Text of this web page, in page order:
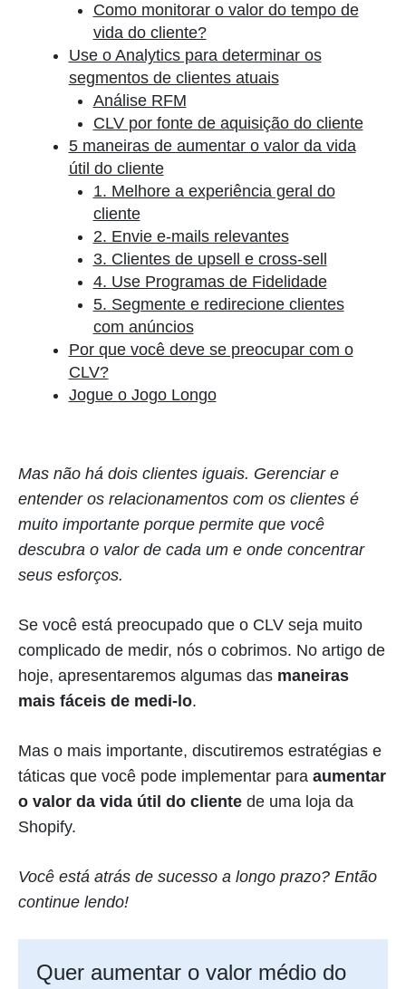
Como monitorar o valor do tempo de
vida do cliente?
Use o Analytics para determinar os
segmentos de clientes atuais
Análise RFM
CLV por fonte de aquisição do cliente
5 maneiras de aumentar o valor da vida
útil do cliente
1. Melhore a experiência geral do
cliente
2. Envie e-mails relevantes
3. Clientes de upsell e cross-sell
4. Use Programas de Fidelidade
5. Segmente e redirecione clientes
com anúncios
Por que você deve se preocupar com o
CLV?
Jogue o Jogo Longo
Mas não há dois clientes iguais. Gerenciar e
entender os relacionamentos com os clientes é
muito importante porque permite que você
descubra o valor de cada um e onde concentrar
seus esforços.
Se você está preocupado que o CLV seja muito
complicado de medir, nós o cobrimos. No artigo de
hoje, apresentaremos algumas das maneiras
mais fáceis de medi-lo.
Mas o mais importante, discutiremos estratégias e
táticas que você pode implementar para aumentar
o valor da vida útil do cliente de uma loja da
Shopify.
Você está atrás de sucesso a longo prazo? Então
continue lendo!
Quer aumentar o valor médio do